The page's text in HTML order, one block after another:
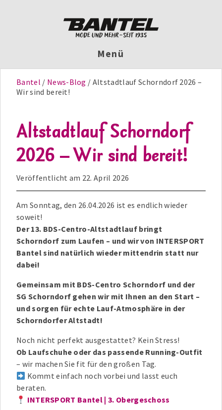
Menü
Bantel News-Blog
Altstadtlauf Schorndorf 2026 –
Wir sind bereit!
Altstadtlauf Schorndorf
2026 – Wir sind bereit!
Veröffentlicht am 22. April 2026
Am Sonntag, den 26.04.2026 ist es endlich wieder
soweit!
Der 13. BDS-Centro-Altstadtlauf bringt
Schorndorf zum Laufen – und wir von INTERSPORT
Bantel sind natürlich wieder mittendrin statt nur
dabei!
Gemeinsam mit BDS-Centro Schorndorf und der
SG Schorndorf gehen wir mit Ihnen an den Start –
und sorgen für echte Lauf-Atmosphäre in der
Schorndorfer Altstadt!
Noch nicht perfekt ausgestattet? Kein Stress!
Ob Laufschuhe oder das passende Running-Outfit
– wir machen Sie fit für den großen Tag.
Kommt einfach noch vorbei und lasst euch
beraten.
INTERSPORT Bantel | 3. Obergeschoss